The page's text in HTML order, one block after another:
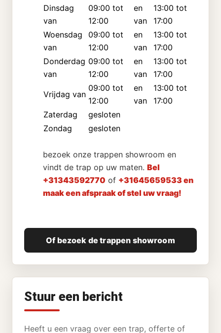
Dinsdag
van
09:00 tot
12:00
en
van
13:00 tot
17:00
Woensdag
van
09:00 tot
12:00
en
van
13:00 tot
17:00
Donderdag
van
09:00 tot
12:00
en
van
13:00 tot
17:00
Vrijdag van
09:00 tot
12:00
en
van
13:00 tot
17:00
Zaterdag
gesloten
Zondag
gesloten
bezoek onze trappen showroom en
vindt de trap op uw maten. Bel
+31343592770 of +31645659533 en
maak een afspraak of stel uw vraag!
Of bezoek de trappen showroom
Stuur een bericht
Heeft u een vraag over een trap, offerte of